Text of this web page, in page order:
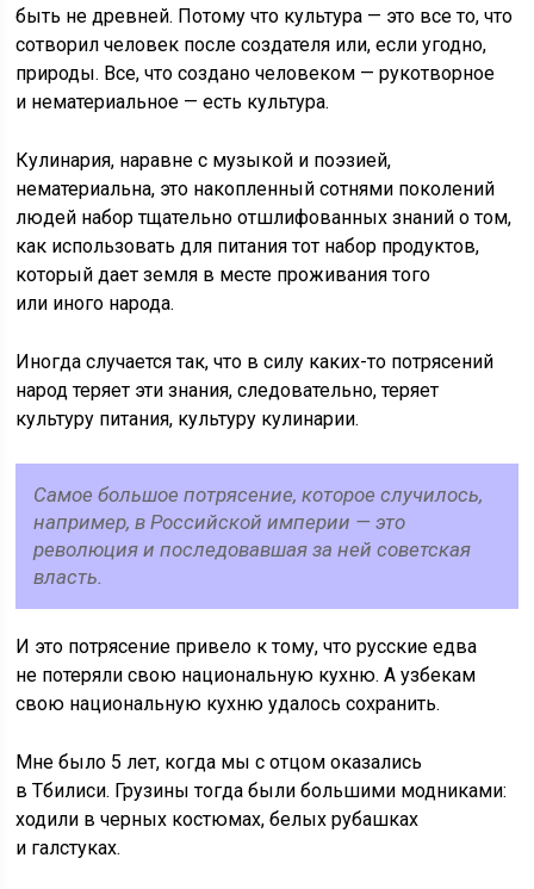
быть не древней. Потому что культура — это все то, что
сотворил человек после создателя или, если угодно,
природы. Все, что создано человеком — рукотворное
и нематериальное — есть культура.
Кулинария, наравне с музыкой и поэзией,
нематериальна, это накопленный сотнями поколений
людей набор тщательно отшлифованных знаний о том,
как использовать для питания тот набор продуктов,
который дает земля в месте проживания того
или иного народа.
Иногда случается так, что в силу каких-то потрясений
народ теряет эти знания, следовательно, теряет
культуру питания, культуру кулинарии.
Самое большое потрясение, которое случилось,
например, в Российской империи — это
революция и последовавшая за ней советская
власть.
И это потрясение привело к тому, что русские едва
не потеряли свою национальную кухню. А узбекам
свою национальную кухню удалось сохранить.
Мне было 5 лет, когда мы с отцом оказались
в Тбилиси. Грузины тогда были большими модниками:
ходили в черных костюмах, белых рубашках
и галстуках.